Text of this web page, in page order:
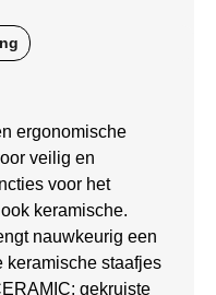
ergonomische
veilig en
voor het
keramische.
nauwkeurig een
keramische staafjes
gekruiste